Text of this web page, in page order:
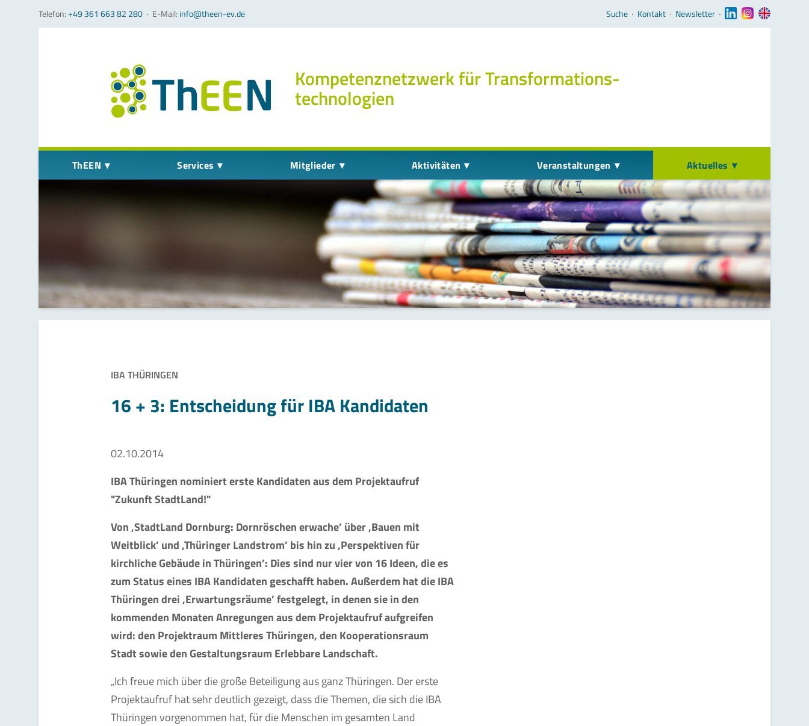
Telefon:+49 361 663 82 280 ‧ E-Mail: info@theen-ev.de Navigation überspringen
Suche ‧ Kontakt ‧ Newsletter ‧
Kompetenz­netzwerk für Transformations­
technologien
Navigation überspringen
ThEEN Services Mitglieder Aktivitäten Veranstaltungen Aktuelles
IBA THÜRINGEN
16 + 3: Entscheidung für IBA Kandidaten
02.10.2014
IBA Thüringen nominiert erste Kandidaten aus dem Projektaufruf
"Zukunft StadtLand!"
Von ‚StadtLand Dornburg: Dornröschen erwache’ über ‚Bauen mit
Weitblick’ und ‚Thüringer Landstrom’ bis hin zu ‚Perspektiven für
kirchliche Gebäude in Thüringen’: Dies sind nur vier von 16 Ideen, die es
zum Status eines IBA Kandidaten geschafft haben. Außerdem hat die IBA
Thüringen drei ‚Erwartungsräume’ festgelegt, in denen sie in den
kommenden Monaten Anregungen aus dem Projektaufruf aufgreifen
wird: den Projektraum Mittleres Thüringen, den Kooperationsraum
Stadt sowie den Gestaltungsraum Erlebbare Landschaft.
„Ich freue mich über die große Beteiligung aus ganz Thüringen. Der erste
Projektaufruf hat sehr deutlich gezeigt, dass die Themen, die sich die IBA
Thüringen vorgenommen hat, für die Menschen im gesamten Land